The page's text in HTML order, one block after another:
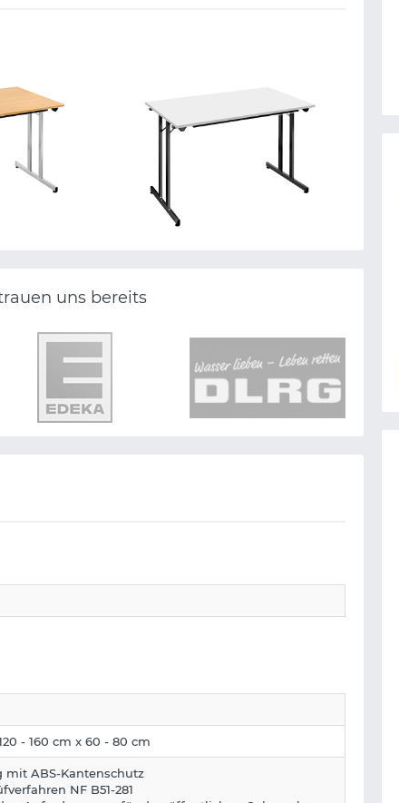
uns bereits
- 160 cm x 60 - 80 cm
ABS-Kantenschutz
NF B51-281